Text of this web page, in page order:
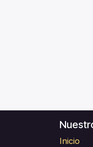
Inicio